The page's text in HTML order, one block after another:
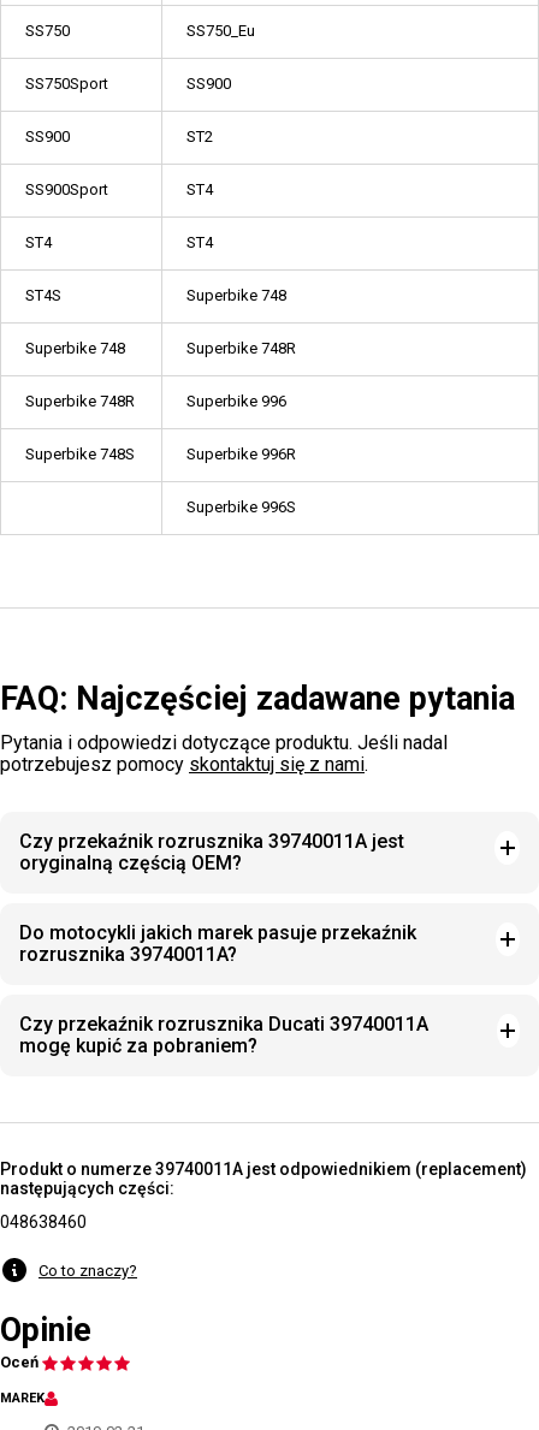
SS750 SS750_Eu
SS750Sport SS900
SS900 ST2
SS900Sport ST4
ST4 ST4
ST4S Superbike 748
Superbike 748 Superbike 748R
Superbike 748R Superbike 996
Superbike 748S Superbike 996R
Superbike 996S
FAQ: Najczęściej zadawane pytania
Pytania i odpowiedzi dotyczące produktu. Jeśli nadal
potrzebujesz pomocy skontaktuj się z nami.
Czy przekaźnik rozrusznika 39740011A jest
oryginalną częścią OEM?
Do motocykli jakich marek pasuje przekaźnik
rozrusznika 39740011A?
Czy przekaźnik rozrusznika Ducati 39740011A
mogę kupić za pobraniem?
Produkt o numerze 39740011A jest odpowiednikiem (replacement)
następujących części:
048638460
Co to znaczy?
Opinie
Oceń
MAREK